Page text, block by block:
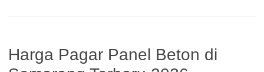
Harga Pagar Panel Beton di